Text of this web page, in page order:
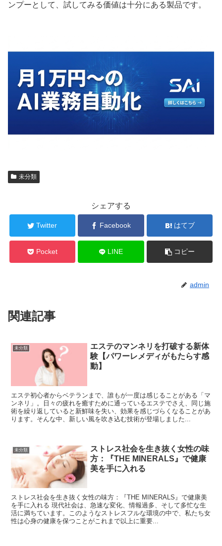
ンプーとして、試してみる価値は十分にある製品です。
未分類
シェアする
Twitter Facebook はてブ
Pocket LINE コピー
admin
関連記事
未分類
エステのマンネリを打破する新体
験【パワーレメディがもたらす感
動】
エステ初心者からベテランまで、誰もが一度は感じることがある「マ
ンネリ」。日々の疲れを癒すために通っているエステでさえ、同じ施
術を繰り返していると新鮮味を失い、効果を感じづらくなることがあ
ります。そんな中、新しい風を吹き込む技術が登場しました...
未分類
ストレス社会を生き抜く女性の味
方：『THE MINERALS』で健康
美を手に入れる
ストレス社会を生き抜く女性の味方：『THE MINERALS』で健康美
を手に入れる 現代社会は、急速な変化、情報過多、そして多忙な生
活に満ちています。このようなストレスフルな環境の中で、私たち女
性は心身の健康を保つことがこれまで以上に重要...